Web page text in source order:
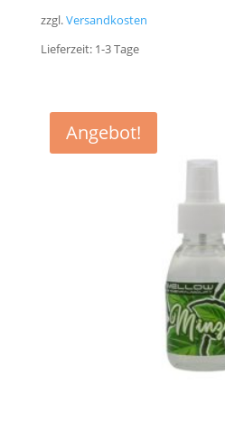
4,96€4,83€.
zzgl.Versandkosten
Lieferzeit: 1-3Tage
Angebot!